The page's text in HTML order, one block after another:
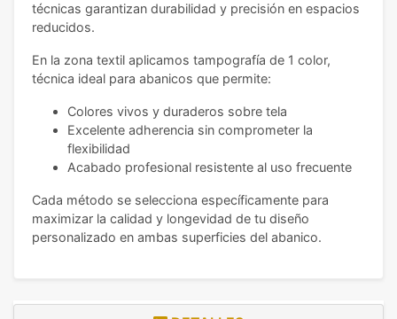
técnicas garantizan durabilidad y precisión en espacios
reducidos.
En la zona textil aplicamos tampografía de 1 color,
técnica ideal para abanicos que permite:
Colores vivos y duraderos sobre tela
Excelente adherencia sin comprometer la
flexibilidad
Acabado profesional resistente al uso frecuente
Cada método se selecciona específicamente para
maximizar la calidad y longevidad de tu diseño
personalizado en ambas superficies del abanico.